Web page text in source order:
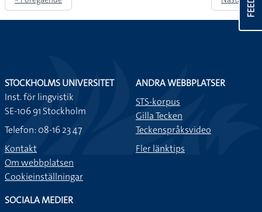
STOCKHOLMS UNIVERSITET
Inst. för lingvistik
SE-106 91 Stockholm
Telefon: 08-16 23 47
Kontakt
Om webbplatsen
Cookieinställningar
ANDRA WEBBPLATSER
STS-korpus
Gilla Tecken
Teckenspråksvideo
Fler länktips
SOCIALA MEDIER